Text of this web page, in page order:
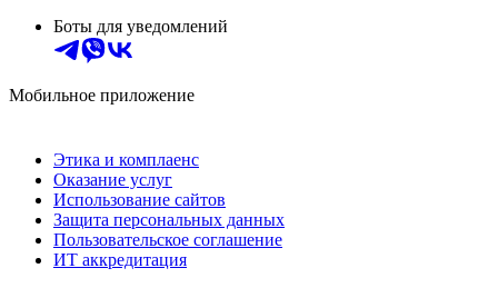
Боты для уведомлений
Мобильное приложение
Этика и комплаенс
Оказание услуг
Использование сайтов
Защита персональных данных
Пользовательское соглашение
ИТ аккредитация